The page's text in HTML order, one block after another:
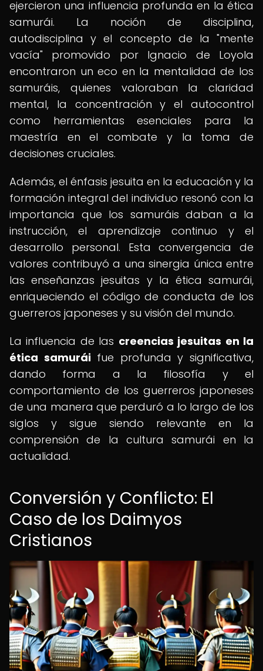
ejercieron una influencia profunda en la ética
samurái. La noción de disciplina,
autodisciplina y el concepto de la "mente
vacía" promovido por Ignacio de Loyola
encontraron un eco en la mentalidad de los
samuráis, quienes valoraban la claridad
mental, la concentración y el autocontrol
como herramientas esenciales para la
maestría en el combate y la toma de
decisiones cruciales.
Además, el énfasis jesuita en la educación y la
formación integral del individuo resonó con la
importancia que los samuráis daban a la
instrucción, el aprendizaje continuo y el
desarrollo personal. Esta convergencia de
valores contribuyó a una sinergia única entre
las enseñanzas jesuitas y la ética samurái,
enriqueciendo el código de conducta de los
guerreros japoneses y su visión del mundo.
La influencia de las creencias jesuitas en la
ética samuráifue profunda y significativa,
dando forma a la filosofía y el
comportamiento de los guerreros japoneses
de una manera que perduró a lo largo de los
siglos y sigue siendo relevante en la
comprensión de la cultura samurái en la
actualidad.
Conversión y Conflicto: El
Caso de los Daimyos
Cristianos